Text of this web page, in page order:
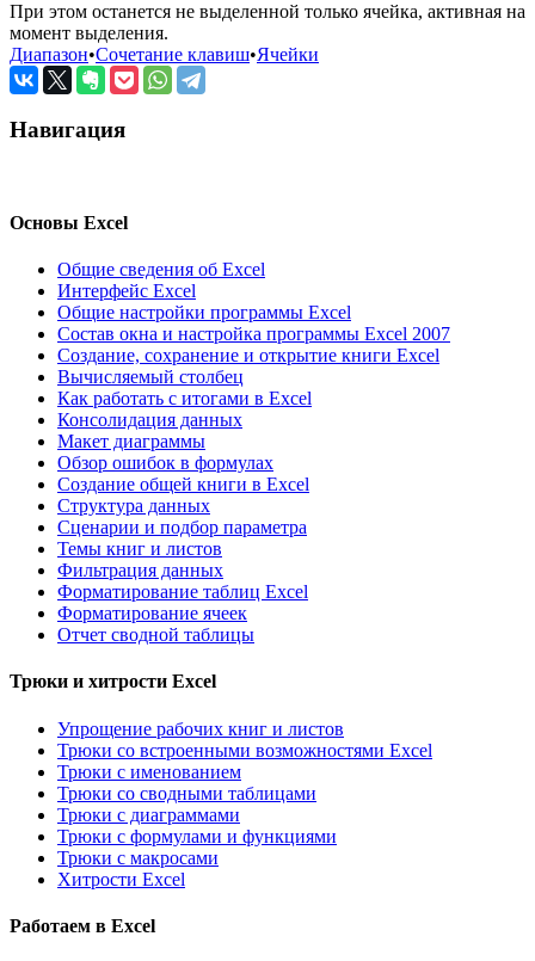
При этом останется не выделенной только ячейка, активная на
момент выделения.
Диапазон•Сочетание клавиш•Ячейки
Навигация
Основы Excel
Общие сведения об Excel
Интерфейс Excel
Общие настройки программы Excel
Состав окна и настройка программы Excel 2007
Создание, сохранение и открытие книги Excel
Вычисляемый столбец
Как работать с итогами в Excel
Консолидация данных
Макет диаграммы
Обзор ошибок в формулах
Создание общей книги в Excel
Структура данных
Сценарии и подбор параметра
Темы книг и листов
Фильтрация данных
Форматирование таблиц Excel
Форматирование ячеек
Отчет сводной таблицы
Трюки и хитрости Excel
Упрощение рабочих книг и листов
Трюки со встроенными возможностями Excel
Трюки с именованием
Трюки со сводными таблицами
Трюки с диаграммами
Трюки с формулами и функциями
Трюки с макросами
Хитрости Excel
Работаем в Excel